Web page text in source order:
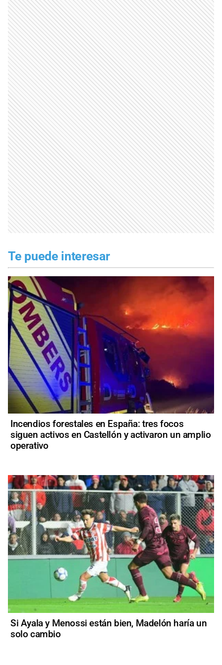
Te puede interesar
Incendios forestales en España: tres focos
siguen activos en Castellón y activaron un amplio
operativo
Si Ayala y Menossi están bien, Madelón haría un
solo cambio